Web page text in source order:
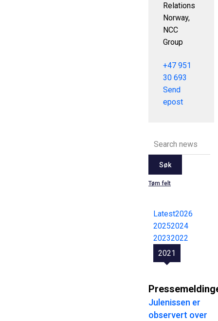
Relations
Norway,
NCC
Group
+47 951
30 693
Send
epost
Søk
Tøm felt
Latest2026
20252024
20232022
2021
Julenissen er
observert over